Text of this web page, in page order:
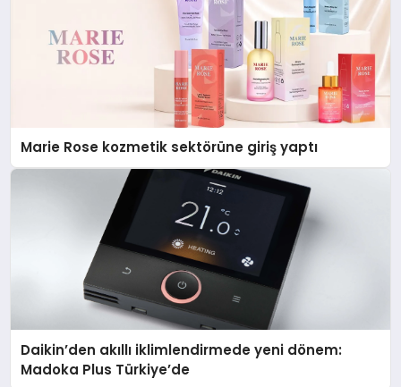
Marie Rose kozmetik sektörüne giriş yaptı
Daikin’den akıllı iklimlendirmede yeni dönem:
Madoka Plus Türkiye’de